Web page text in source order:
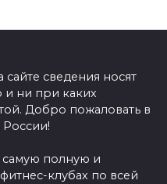
сведения носят
ни при каких
Добро пожаловать в
России!
самую полную и
клубах по всей